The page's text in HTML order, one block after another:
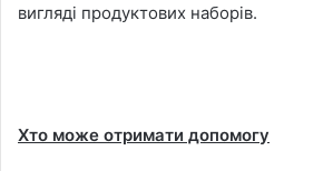
вигляді продуктових наборів.
Хто може отримати допомогу